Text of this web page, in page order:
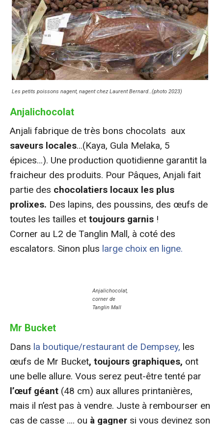
Les petits poissons nagent, nagent chez Laurent Bernard…(photo 2023)
Anjalichocolat
Anjali fabrique de très bons chocolats aux
saveurs locales…(Kaya, Gula Melaka, 5
épices…). Une production quotidienne garantit la
fraicheur des produits. Pour Pâques, Anjali fait
partie des chocolatiers locaux les plus
prolixes. Des lapins, des poussins, des œufs de
toutes les tailles et toujours garnis !
Corner au L2 de Tanglin Mall, à coté des
escalators. Sinon plus large choix en ligne.
Anjalichocolat,
corner de
Tanglin Mall
Mr Bucket
Dans la boutique/restaurant de Dempsey, les
œufs de Mr Bucket, toujours graphiques, ont
une belle allure. Vous serez peut-être tenté par
l’œuf géant (48 cm) aux allures printanières,
mais il n’est pas à vendre. Juste à rembourser en
cas de casse …. ou à gagner si vous devinez son